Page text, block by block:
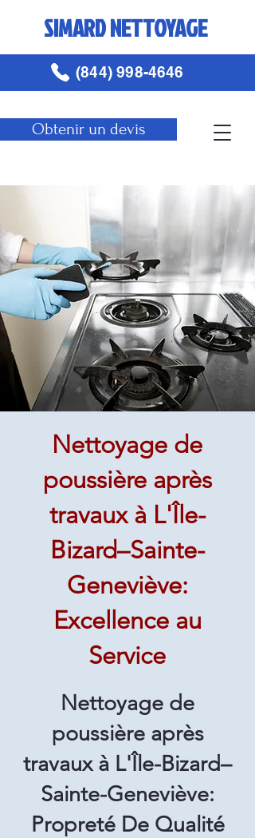
SIMARD NETTOYAGE
Obtenir un devis
(844) 998-4646
Nettoyage de
poussière après
travaux à L'Île-
Bizard–Sainte-
Geneviève:
Excellence au
Service
Nettoyage de
poussière après
travaux à L'Île-Bizard–
Sainte-Geneviève:
Propreté De Qualité